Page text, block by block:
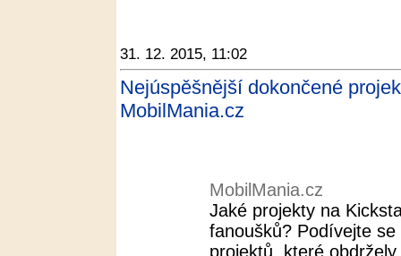
31. 12. 2015, 11:02
Nejúspěšnější dokončené
MobilMania.cz
MobilMania.cz
Jaké projekty na
fanoušků? Podívejte
projektů, které